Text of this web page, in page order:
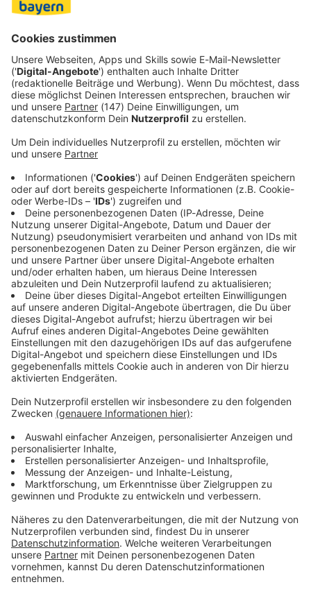
Weihnachtsfeiertag in städtischen Tiergarten geboren.
Mutter Aarany hatte sechs Tiere zur Welt gebracht. Eins
davon starb nach Angaben des Tiergartens direkt nach
Immer auf dem Laufenden
bleiben!
Verpass' nichts mehr - mit unserem kostenlosen
ANTENNE BAYERN Newsletter. Ob Nachrichten,
Lifestyle oder unsere neuesten Aktionen - wir
informieren dich.
Zum Newsletter anmelden
Du möchtest uns etwas sagen?